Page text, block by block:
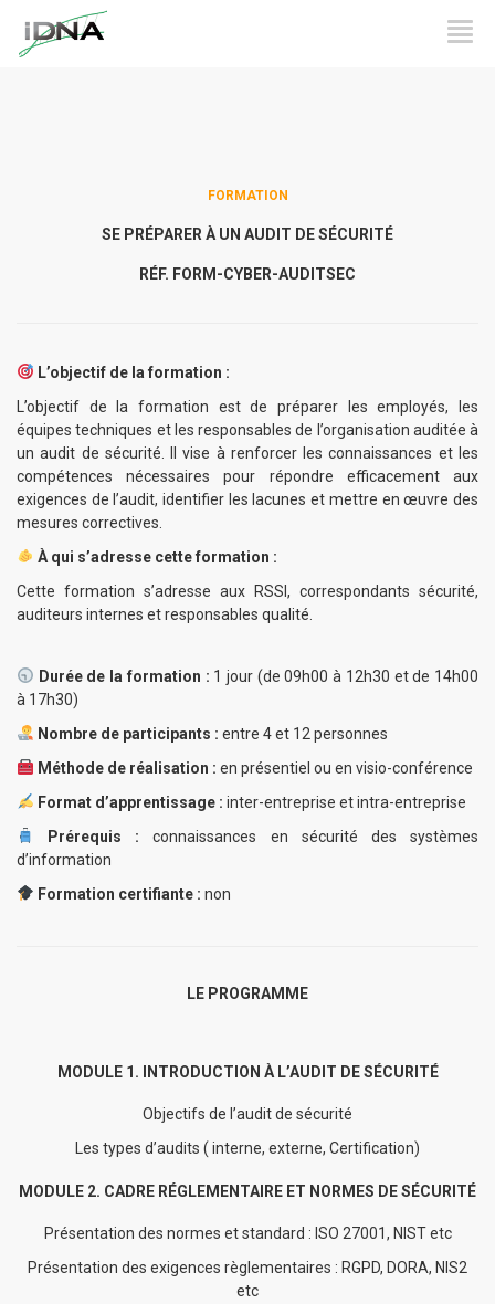
FORMATION
SE PRÉPARER À UN AUDIT DE SÉCURITÉ
RÉF. FORM-CYBER-AUDITSEC
L’objectif de la formation :
L’objectif de la formation est de préparer les employés, les
équipes techniques et les responsables de l’organisation auditée à
un audit de sécurité. Il vise à renforcer les connaissances et les
compétences nécessaires pour répondre efficacement aux
exigences de l’audit, identifier les lacunes et mettre en œuvre des
mesures correctives.
À qui s’adresse cette formation :
Cette formation s’adresse aux RSSI, correspondants sécurité,
auditeurs internes et responsables qualité.
Durée de la formation : 1 jour (de 09h00 à 12h30 et de 14h00
à 17h30)
Nombre de participants : entre 4 et 12 personnes
Méthode de réalisation : en présentiel ou en visio-conférence
Format d’apprentissage : inter-entreprise et intra-entreprise
Prérequis :connaissances en sécurité des systèmes
d’information
Formation certifiante : non
LE PROGRAMME
MODULE 1. INTRODUCTION À L’AUDIT DE SÉCURITÉ
Objectifs de l’audit de sécurité
Les types d’audits ( interne, externe, Certification)
MODULE 2. CADRE RÉGLEMENTAIRE ET NORMES DE SÉCURITÉ
Présentation des normes et standard : ISO 27001, NIST etc
Présentation des exigences règlementaires : RGPD, DORA, NIS2
etc